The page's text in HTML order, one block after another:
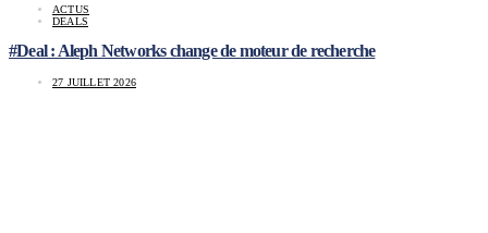
ACTUS
DEALS
#Deal : Aleph Networks change de moteur de recherche
27 JUILLET 2026